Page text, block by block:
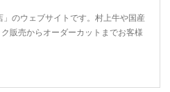
のウェブサイトです。村上牛や国産
販売からオーダーカットまでお客様